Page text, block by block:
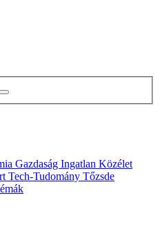
Gazdaság Ingatlan Közélet
Tech-Tudomány Tőzsde